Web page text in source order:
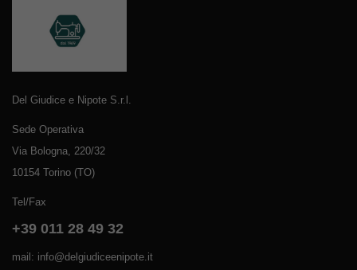
Del Giudice e Nipote S.r.l.
Sede Operativa
Via Bologna, 220/32
10154 Torino (TO)
Tel/Fax
+39 011 28 49 32
mail: info@delgiudiceenipote.it